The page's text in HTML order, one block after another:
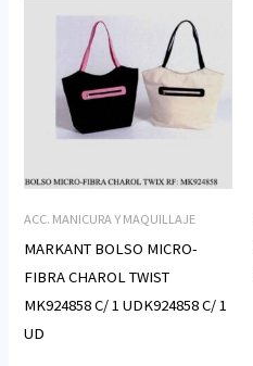
ACC. MANICURA Y MAQUILLAJE
MARKANT BOLSO MICRO-
FIBRA CHAROL TWIST
MK924858 C/ 1 UDK924858 C/ 1
UD